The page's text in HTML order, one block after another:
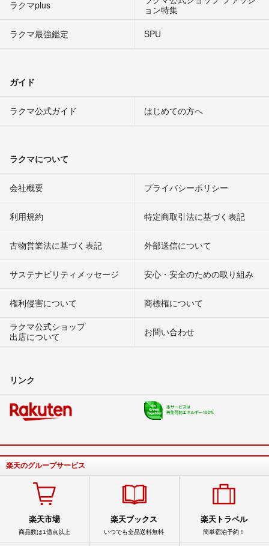
ラクマplus
ョン特集
ラクマ最強鑑定
SPU
ガイド
ラクマ公式ガイド はじめての方へ
ラクマについて
会社概要 プライバシーポリシー
利用規約 特定商取引法に基づく表記
古物営業法に基づく表記 外部送信について
サステナビリティメッセージ 安心・安全のための取り組み
権利侵害について
商標権について
ラクマ公式ショップ
出店について
お問い合わせ
リンク
楽天のグループサービス
楽天市場
商品数は1億点以上
楽天ブックス
いつでも全品送料無料
楽天トラベル
簡単宿泊予約！